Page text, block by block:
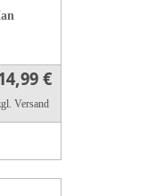
€
Versand